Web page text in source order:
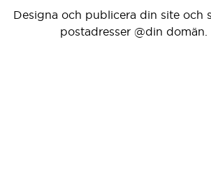
Designa och publicera din site och
postadresser @din domän.